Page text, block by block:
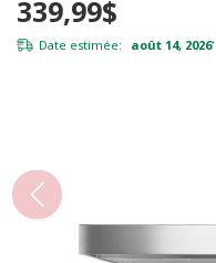
339,99$
Date estimée: août 14, 2026*